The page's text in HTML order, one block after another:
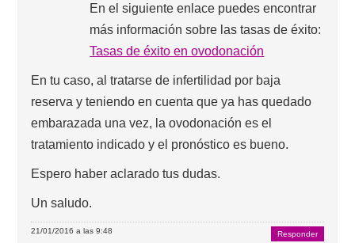
En el siguiente enlace puedes encontrar
más información sobre las tasas de éxito:
Tasas de éxito en ovodonación
En tu caso, al tratarse de infertilidad por baja
reserva y teniendo en cuenta que ya has quedado
embarazada una vez, la ovodonación es el
tratamiento indicado y el pronóstico es bueno.
Espero haber aclarado tus dudas.
Un saludo.
21/01/2016 a las 9:48 Responder